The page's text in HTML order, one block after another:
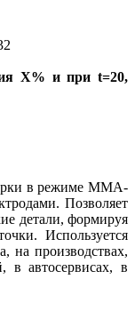
Х% и при t=20,
в режиме MMA-
Позволяет
детали, формируя
Используется
на производствах,
в автосервисах, в